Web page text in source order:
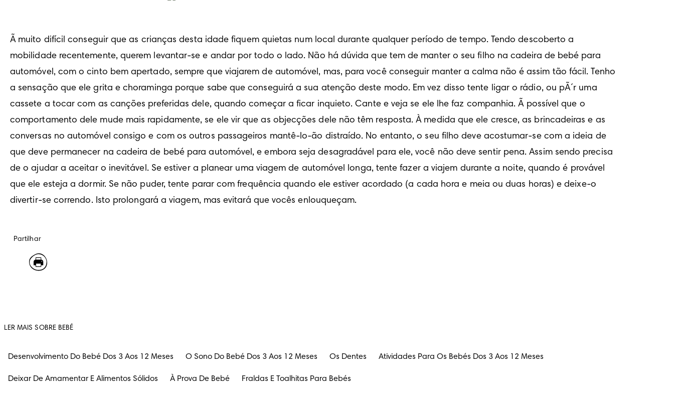
Ã muito difícil conseguir que as crianças desta idade fiquem quietas num local durante qualquer período de tempo. Tendo descoberto a
mobilidade recentemente, querem levantar-se e andar por todo o lado. Não há dúvida que tem de manter o seu filho na cadeira de bebé para
automóvel, com o cinto bem apertado, sempre que viajarem de automóvel, mas, para você conseguir manter a calma não é assim tão fácil. Tenho
a sensação que ele grita e choraminga porque sabe que conseguirá a sua atenção deste modo. Em vez disso tente ligar o rádio, ou pÃ´r uma
cassete a tocar com as canções preferidas dele, quando começar a ficar inquieto. Cante e veja se ele lhe faz companhia. Ã possível que o
comportamento dele mude mais rapidamente, se ele vir que as objecções dele não têm resposta. À medida que ele cresce, as brincadeiras e as
conversas no automóvel consigo e com os outros passageiros mantê-lo-ão distraído. No entanto, o seu filho deve acostumar-se com a ideia de
que deve permanecer na cadeira de bebé para automóvel, e embora seja desagradável para ele, você não deve sentir pena. Assim sendo precisa
de o ajudar a aceitar o inevitável. Se estiver a planear uma viagem de automóvel longa, tente fazer a viajem durante a noite, quando é provável
que ele esteja a dormir. Se não puder, tente parar com frequência quando ele estiver acordado (a cada hora e meia ou duas horas) e deixe-o
divertir-se correndo. Isto prolongará a viagem, mas evitará que vocês enlouqueçam.
Partilhar
LER MAIS SOBRE BEBÉ
Desenvolvimento Do Bebé Dos 3 Aos 12 Meses O Sono Do Bebé Dos 3 Aos 12 Meses Os Dentes Atividades Para Os Bebés Dos 3 Aos 12 Meses
Deixar De Amamentar E Alimentos Sólidos À Prova De Bebé Fraldas E Toalhitas Para Bebés